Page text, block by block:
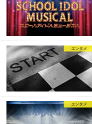
エンタメ
エンタメ